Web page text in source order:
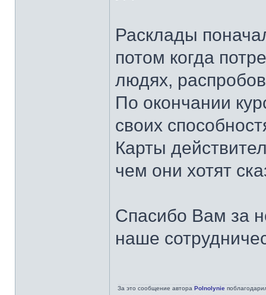
Расклады
потом когда
людях,
По окончании
своих
Карты
чем они хотят
Спасибо Вам за
наше
За это сообщение автора Polnolynie